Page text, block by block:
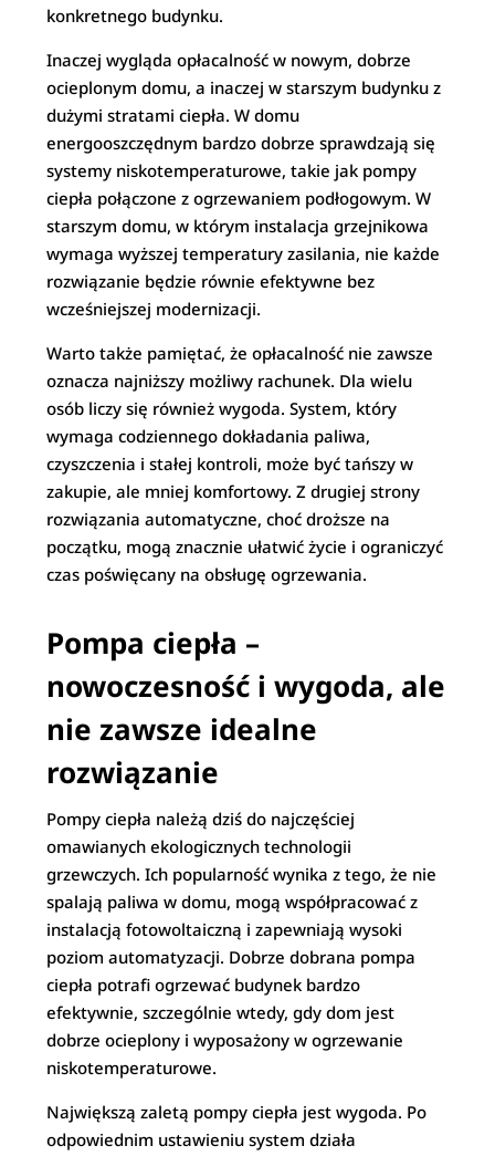
konkretnego budynku.
Inaczej wygląda opłacalność w nowym, dobrze
ocieplonym domu, a inaczej w starszym budynku z
dużymi stratami ciepła. W domu
energooszczędnym bardzo dobrze sprawdzają się
systemy niskotemperaturowe, takie jak pompy
ciepła połączone z ogrzewaniem podłogowym. W
starszym domu, w którym instalacja grzejnikowa
wymaga wyższej temperatury zasilania, nie każde
rozwiązanie będzie równie efektywne bez
wcześniejszej modernizacji.
Warto także pamiętać, że opłacalność nie zawsze
oznacza najniższy możliwy rachunek. Dla wielu
osób liczy się również wygoda. System, który
wymaga codziennego dokładania paliwa,
czyszczenia i stałej kontroli, może być tańszy w
zakupie, ale mniej komfortowy. Z drugiej strony
rozwiązania automatyczne, choć droższe na
początku, mogą znacznie ułatwić życie i ograniczyć
czas poświęcany na obsługę ogrzewania.
Pompa ciepła –
nowoczesność i wygoda, ale
nie zawsze idealne
rozwiązanie
Pompy ciepła należą dziś do najczęściej
omawianych ekologicznych technologii
grzewczych. Ich popularność wynika z tego, że nie
spalają paliwa w domu, mogą współpracować z
instalacją fotowoltaiczną i zapewniają wysoki
poziom automatyzacji. Dobrze dobrana pompa
ciepła potrafi ogrzewać budynek bardzo
efektywnie, szczególnie wtedy, gdy dom jest
dobrze ocieplony i wyposażony w ogrzewanie
niskotemperaturowe.
Największą zaletą pompy ciepła jest wygoda. Po
odpowiednim ustawieniu system działa